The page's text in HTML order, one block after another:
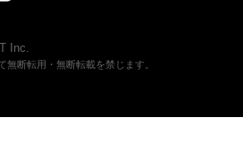
Inc.
断転用・無断転載を禁じます。